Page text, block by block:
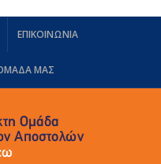
ΕΠΙΚΟΙΝΩΝΙΑ
ΜΑΣ